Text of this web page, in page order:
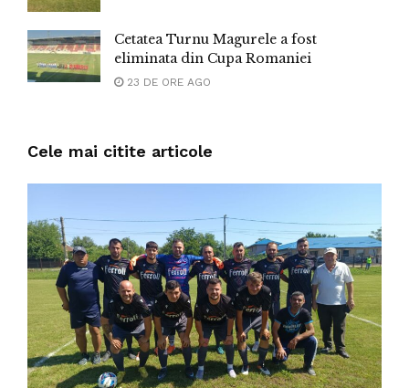
Cetatea Turnu Magurele a fost
eliminata din Cupa Romaniei
23 DE ORE AGO
Cele mai citite articole